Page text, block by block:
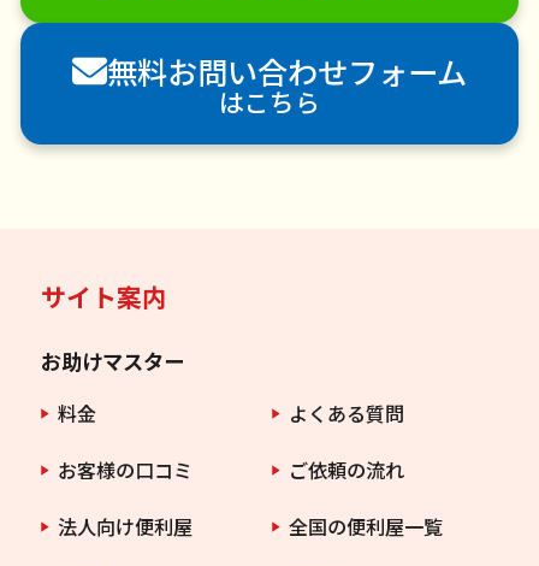
害獣駆除
防草シート施工
ナメクジ駆除
害虫駆除
無料お問い合わせフォーム
はこちら
サイト案内
お助けマスター
料金
よくある質問
お客様の口コミ
ご依頼の流れ
法人向け便利屋
全国の便利屋一覧